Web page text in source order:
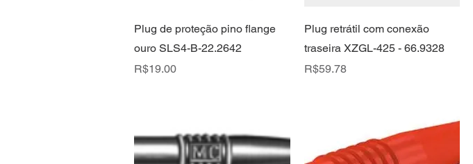
Quick View
Plug de proteção pino flange
ouro SLS4-B-22.2642
Price
R$19.00
Quick View
Plug retrátil com conexão
traseira XZGL-425 - 66.9328
Price
R$59.78